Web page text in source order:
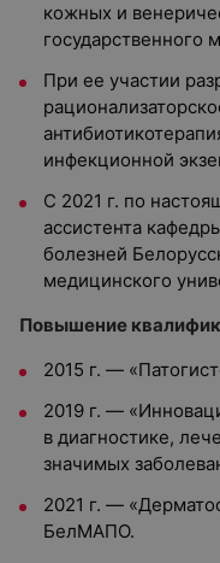
кожных и
государственного
При ее участии
инфекционной
С 2021 г. по
ассистента
болезней
медицинского
Повышение
2015 г. —
2019 г. —
в диагностике,
значимых
2021 г. —
БелМАПО.